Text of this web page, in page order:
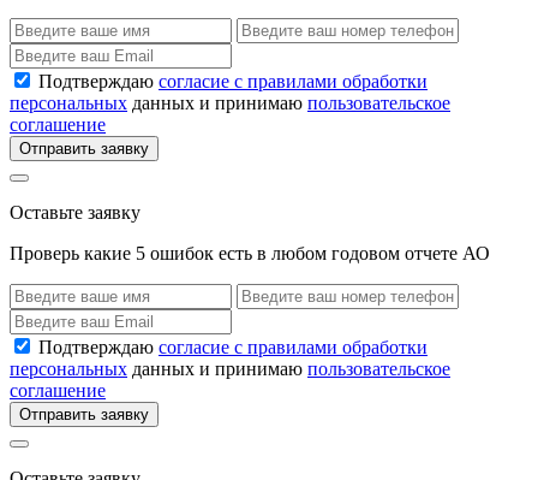
Подтверждаю согласие с правилами обработки
персональных данных и принимаю пользовательское
соглашение
Отправить заявку
Оставьте заявку
Проверь какие 5 ошибок есть в любом годовом отчете АО
Подтверждаю согласие с правилами обработки
персональных данных и принимаю пользовательское
соглашение
Отправить заявку